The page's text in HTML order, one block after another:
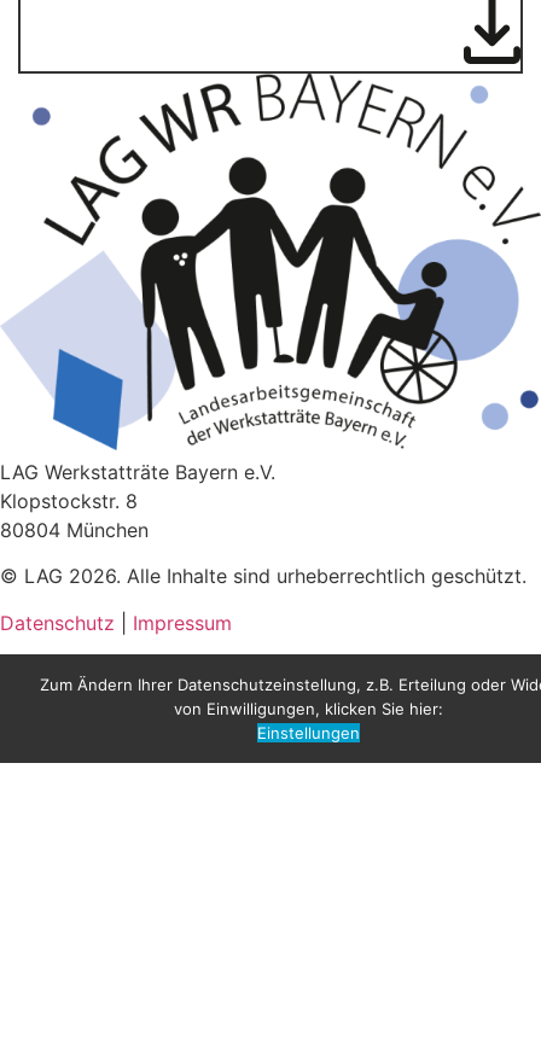
LAG Werkstatträte Bayern e.V.
Klopstockstr. 8
80804 München
© LAG 2026. Alle Inhalte sind urheberrechtlich geschützt.
Datenschutz
Impressum
Zum Ändern Ihrer Datenschutzeinstellung, z.B. Erteilung oder
von Einwilligungen, klicken Sie hier:
Einstellungen